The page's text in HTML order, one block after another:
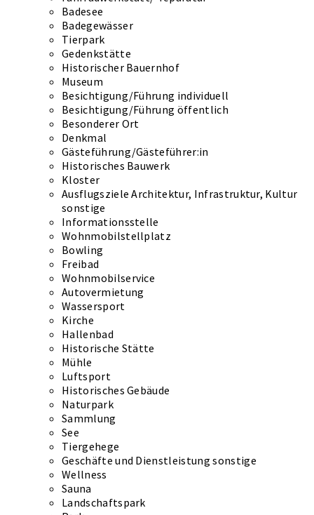
Badesee
Badegewässer
Tierpark
Gedenkstätte
Historischer Bauernhof
Museum
Besichtigung/Führung individuell
Besichtigung/Führung öffentlich
Besonderer Ort
Denkmal
Gästeführung/Gästeführer:in
Historisches Bauwerk
Kloster
Ausflugsziele Architektur, Infrastruktur, Kultur
sonstige
Informationsstelle
Wohnmobilstellplatz
Bowling
Freibad
Wohnmobilservice
Autovermietung
Wassersport
Kirche
Hallenbad
Historische Stätte
Mühle
Luftsport
Historisches Gebäude
Naturpark
Sammlung
See
Tiergehege
Geschäfte und Dienstleistung sonstige
Wellness
Sauna
Landschaftspark